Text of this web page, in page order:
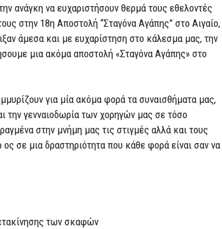
ανάγκη να ευχαριστήσουν θερμά τους εθελοντές
στην 18η Αποστολή “Σταγόνα Αγάπης” στο Αιγαίο,
άμεσα και με ευχαρίστηση στο κάλεσμα μας, την
μια ακόμα αποστολή «Σταγόνα Αγάπης» στο
για μία ακόμα φορά τα συναισθήματα μας,
την γενναιοδωρία των χορηγών μας σε τόσο
στην μνήμη μας τις στιγμές αλλά και τους
σε μια δραστηριότητα που κάθε φορά είναι σαν να
των σκαφών